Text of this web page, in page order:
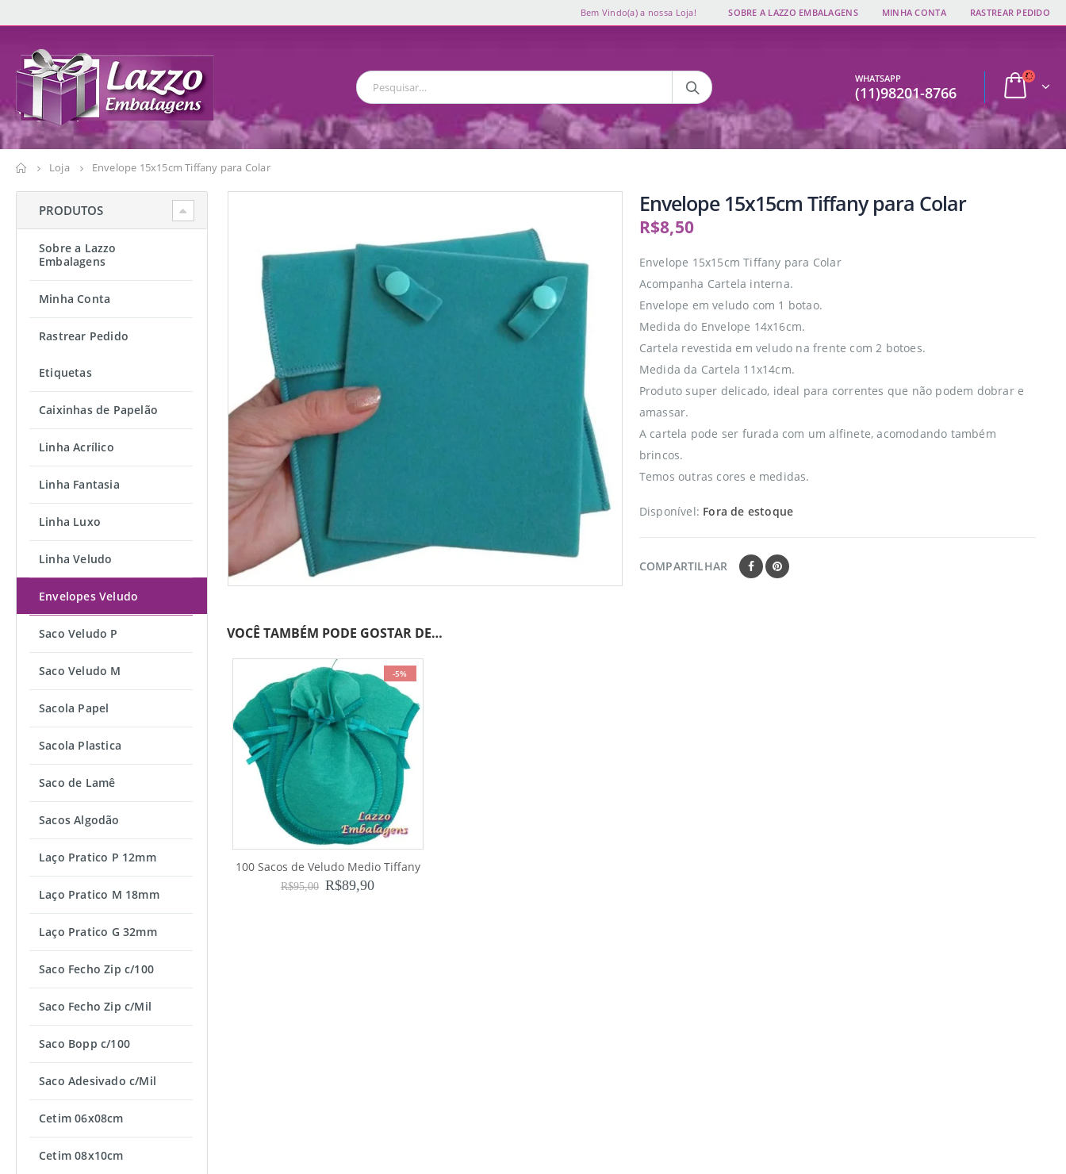
Bem Vindo(a) a nossa Loja! SOBRE A LAZZO EMBALAGENS MINHA CONTA RASTREAR PEDIDO
WHATSAPP
(11)98201-8766
Loja Envelope 15x15cm Tiffany para Colar
Envelope 15x15cm Tiffany para Colar
R$8,50
Envelope 15x15cm Tiffany para Colar
Acompanha Cartela interna.
Envelope em veludo com 1 botao.
Medida do Envelope 14x16cm.
Cartela revestida em veludo na frente com 2 botoes.
Medida da Cartela 11x14cm.
Produto super delicado, ideal para correntes que não podem dobrar e
amassar.
A cartela pode ser furada com um alfinete, acomodando também
brincos.
Temos outras cores e medidas.
Disponível: Fora de estoque
COMPARTILHAR
VOCÊ TAMBÉM PODE GOSTAR DE…
-5%
100 Sacos de Veludo Medio Tiffany
R$95,00 R$89,90
PRODUTOS
Sobre a Lazzo
Embalagens
Minha Conta
Rastrear Pedido
Etiquetas
Caixinhas de Papelão
Linha Acrílico
Linha Fantasia
Linha Luxo
Linha Veludo
Envelopes Veludo
Saco Veludo P
Saco Veludo M
Sacola Papel
Sacola Plastica
Saco de Lamê
Sacos Algodão
Laço Pratico P 12mm
Laço Pratico M 18mm
Laço Pratico G 32mm
Saco Fecho Zip c/100
Saco Fecho Zip c/Mil
Saco Bopp c/100
Saco Adesivado c/Mil
Cetim 06x08cm
Cetim 08x10cm